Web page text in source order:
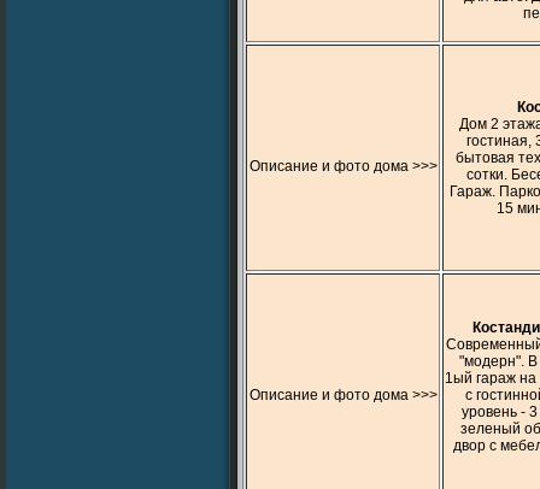
Описание и фото дома >>>
Дом 2
гостиная,
бытовая
сотки.
Гараж.
15
Описание и фото дома >>>
"модерн". В
1ый гараж на
с
уровень -
зеленый
двор с